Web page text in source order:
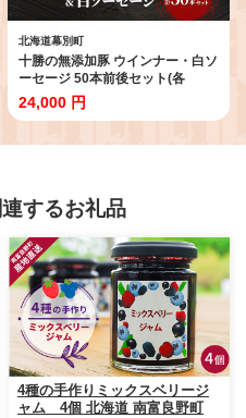
北海道幕別町
十勝の無添加豚 ウインナー・白ソ
ーセージ 50本前後セット(各
110g×5) 計1.1kg［うらがみミー
ト］ 無塩せき 保存料・結着剤不
豚 国産 惣菜 おつまみ 料理 燻製
24,000 円
するお礼品
4種の手作りミックスベリージ
ャム 4個 北海道 南富良野町